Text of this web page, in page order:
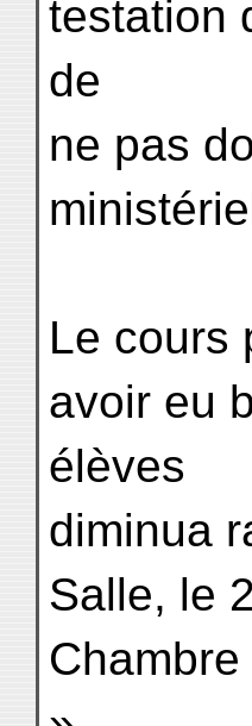
testation
de
ne pas
Le cours
avoir eu
élèves
diminua
Salle, le